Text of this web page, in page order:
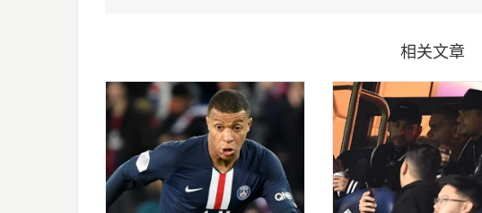
相关文章